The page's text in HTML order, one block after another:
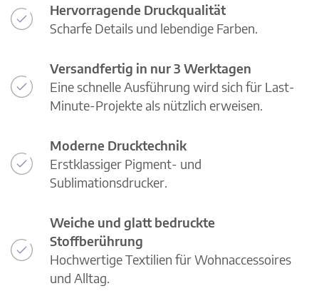
Hervorragende Druckqualität
Scharfe Details und lebendige Farben.
Versandfertig in nur 3 Werktagen
Eine schnelle Ausführung wird sich für Last-
Minute-Projekte als nützlich erweisen.
Moderne Drucktechnik
Erstklassiger Pigment- und
Sublimationsdrucker.
Weiche und glatt bedruckte
Stoffberührung
Hochwertige Textilien für Wohnaccessoires
und Alltag.